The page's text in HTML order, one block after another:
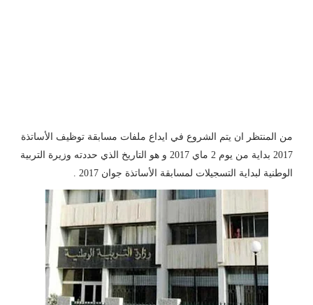
من المنتظر ان يتم الشروع في ايداع ملفات مسابقة توظيف الأساتذة
2017 بداية من يوم 2 ماي 2017 و هو التاريخ الذي حددته وزيرة التربية
الوطنية لبداية التسجيلات لمسابقة الأساتذة جوان 2017 .